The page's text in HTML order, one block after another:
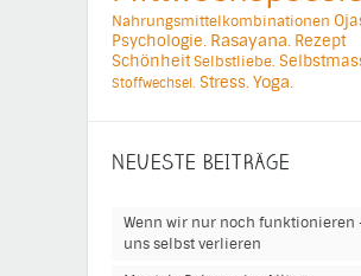
Nahrungsmittelkombinationen
Psychologie. Rasayana. Rezept
SchönheitSelbstliebe.
Stoffwechsel. Stress.Yoga.
NEUESTE BEITRÄGE
Wenn wir nur noch funktionieren
uns selbst verlieren